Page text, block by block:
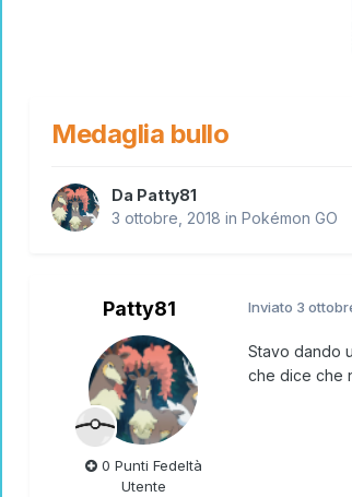
Medaglia bullo
Da Patty81
3 ottobre, 2018 in Pokémon GO
Patty81
0 Punti Fedeltà
Utente
Inviato 3
Stavo dando
che dice che